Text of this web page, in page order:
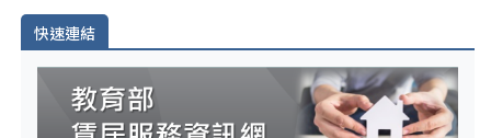
快速連結